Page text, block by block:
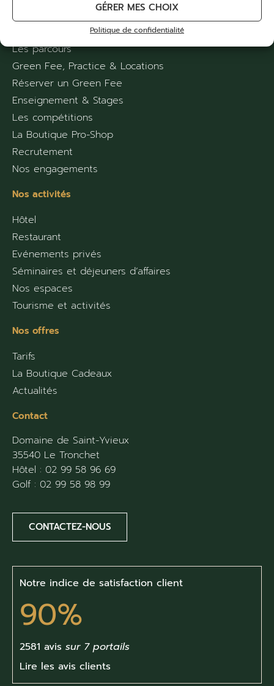
GÉRER MES CHOIX
Politique de confidentialité
Le Saint-Malo Golf Resort****
Les parcours
Green Fee, Practice & Locations
Réserver un Green Fee
Enseignement & Stages
Les compétitions
La Boutique Pro-Shop
Recrutement
Nos engagements
Nos activités
Hôtel
Restaurant
Evénements privés
Séminaires et déjeuners d’affaires
Nos espaces
Tourisme et activités
Nos offres
Tarifs
La Boutique Cadeaux
Actualités
Contact
Domaine de Saint-Yvieux
35540 Le Tronchet
Hôtel : 02 99 58 96 69
Golf : 02 99 58 98 99
CONTACTEZ-NOUS
Notre indice de satisfaction client
90%
2581 avis sur 7 portails
Lire les avis clients